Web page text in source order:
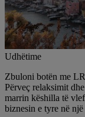
Udhëtime
Zbuloni botën me
Përveç relaksimit
marrin këshilla të
biznesin e tyre në